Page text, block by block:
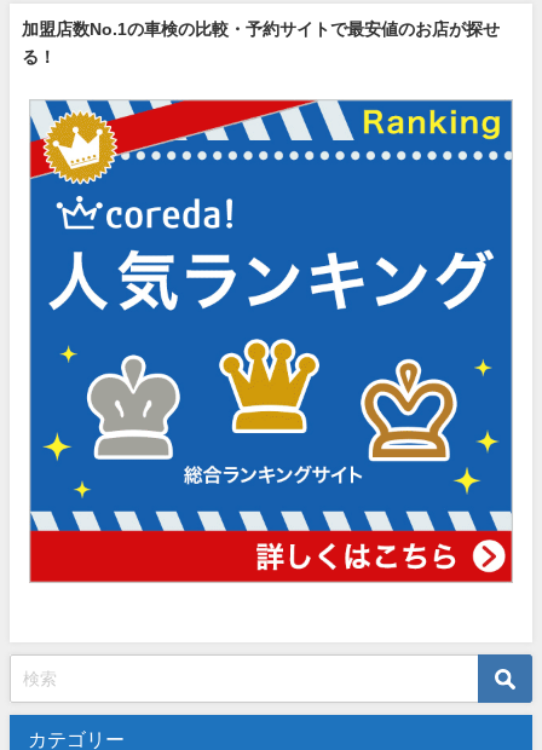
加盟店数No.1の車検の比較・予約サイトで最安値のお店が探せ
る！
カテゴリー